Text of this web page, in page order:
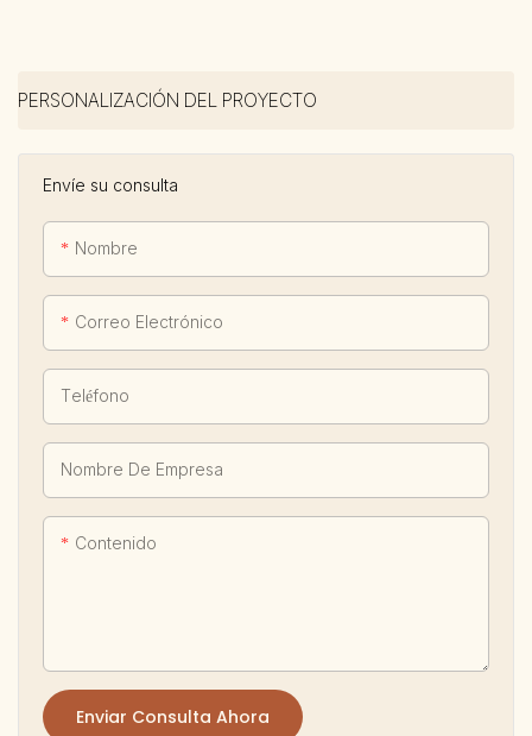
PERSONALIZACIÓN DEL PROYECTO
Envíe su consulta
Nombre
Correo Electrónico
Teléfono
Nombre De Empresa
Contenido
Enviar Consulta Ahora